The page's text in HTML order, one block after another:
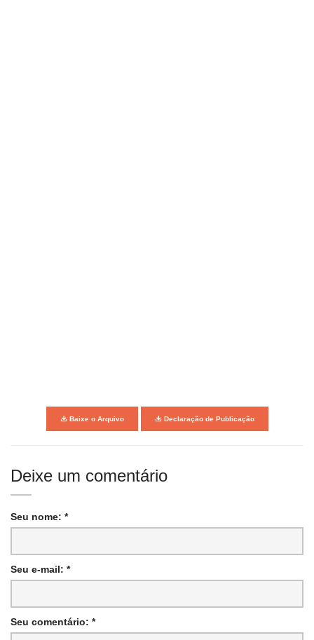
Baixe o Arquivo Declaração de Publicação
Deixe um comentário
Seu nome: *
Seu e-mail: *
Seu comentário: *